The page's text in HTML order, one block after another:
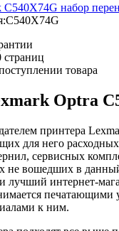
набор
C540X74G
страниц
товара
Optra
принтера
для него
сервисных
не вошедших в
лучший интернет-
печатающими
к ним.